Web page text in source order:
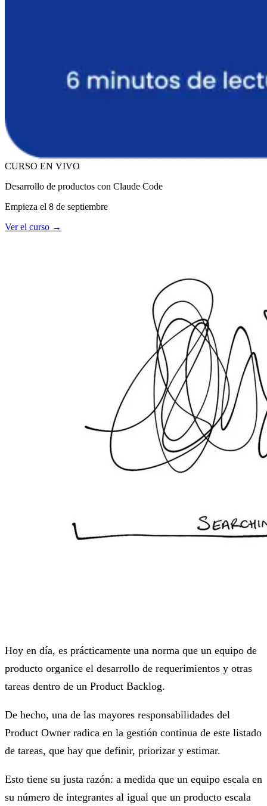
CURSO EN VIVO
Desarrollo de productos con Claude Code
Empieza el 8 de septiembre
Ver el curso →
Hoy en día, es prácticamente una norma que un equipo de
producto organice el desarrollo de requerimientos y otras
tareas dentro de un Product Backlog.
De hecho, una de las mayores responsabilidades del
Product Owner radica en la gestión continua de este listado
de tareas, que hay que definir, priorizar y estimar.
Esto tiene su justa razón: a medida que un equipo escala en
su número de integrantes al igual que un producto escala